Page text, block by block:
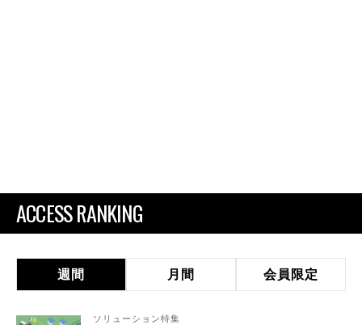
ACCESS RANKING
週間 月間 会員限定
ソリューション特集